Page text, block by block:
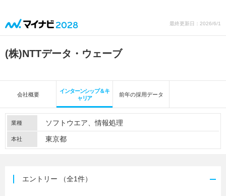
最終更新日：2026/6/1
(株)NTTデータ・ウェーブ
会社概要
インターンシップ＆キ
ャリア
前年の採用データ
業種 ソフトウエア 情報処理
本社 東京都
エントリー （全1件）